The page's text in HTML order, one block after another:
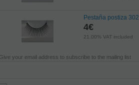
Pestaña postiza 302
4€
21.00%VAT included
your email address to subscribe to the mailing list